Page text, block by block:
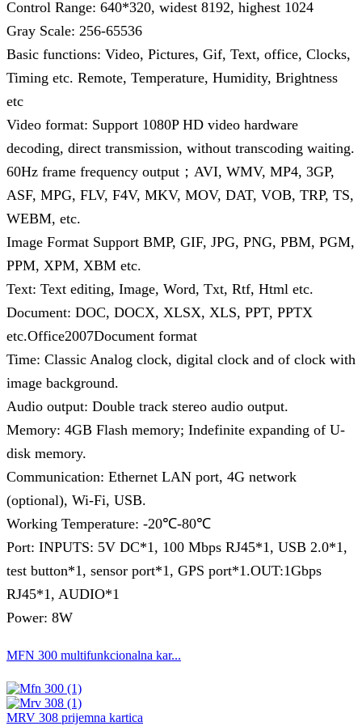
Control Range: 640*320, widest 8192, highest 1024
Gray Scale: 256-65536
Basic functions: Video, Pictures, Gif, Text, office, Clocks,
Timing etc. Remote, Temperature, Humidity, Brightness
etc
Video format: Support 1080P HD video hardware
decoding, direct transmission, without transcoding waiting.
60Hz frame frequency output；AVI, WMV, MP4, 3GP,
ASF, MPG, FLV, F4V, MKV, MOV, DAT, VOB, TRP, TS,
WEBM, etc.
Image Format Support BMP, GIF, JPG, PNG, PBM, PGM,
PPM, XPM, XBM etc.
Text: Text editing, Image, Word, Txt, Rtf, Html etc.
Document: DOC, DOCX, XLSX, XLS, PPT, PPTX
etc.Office2007Document format
Time: Classic Analog clock, digital clock and of clock with
image background.
Audio output: Double track stereo audio output.
Memory: 4GB Flash memory; Indefinite expanding of U-
disk memory.
Communication: Ethernet LAN port, 4G network
(optional), Wi-Fi, USB.
Working Temperature: -20℃-80℃
Port: INPUTS: 5V DC*1, 100 Mbps RJ45*1, USB 2.0*1,
test button*1, sensor port*1, GPS port*1.OUT:1Gbps
RJ45*1, AUDIO*1
Power: 8W
MFN 300 multifunkcionalna kar...
MRV 308 prijemna kartica